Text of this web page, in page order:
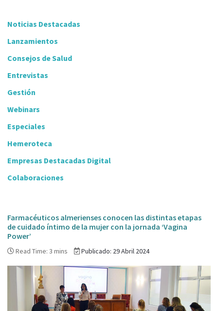
Noticias Destacadas
Lanzamientos
Consejos de Salud
Entrevistas
Gestión
Webinars
Especiales
Hemeroteca
Empresas Destacadas Digital
Colaboraciones
Farmacéuticos almerienses conocen las distintas etapas
de cuidado íntimo de la mujer con la jornada ‘Vagina
Power’
Read Time: 3 mins Publicado: 29 Abril 2024